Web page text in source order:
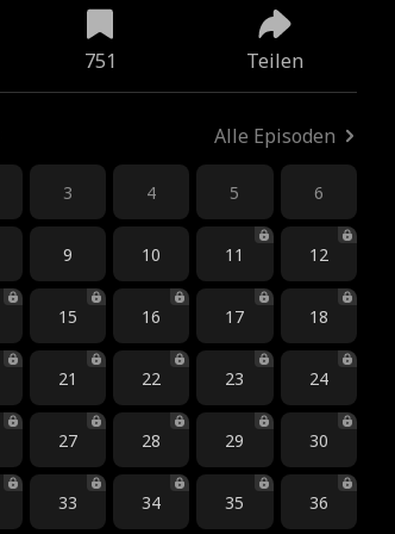
751 Teilen
Alle Episoden
3 4 5 6
9 10 11 12
15 16 17 18
21 22 23 24
27 28 29 30
33 34 35 36